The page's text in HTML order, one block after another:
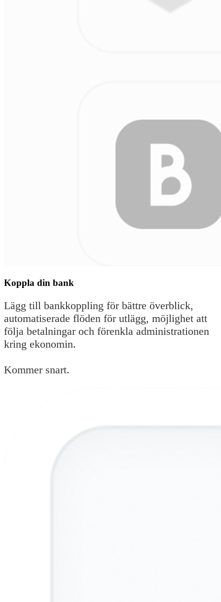
Koppla din bank
Lägg till bankkoppling för bättre överblick,
automatiserade flöden för utlägg, möjlighet att
följa betalningar och förenkla administrationen
kring ekonomin.
Kommer snart.